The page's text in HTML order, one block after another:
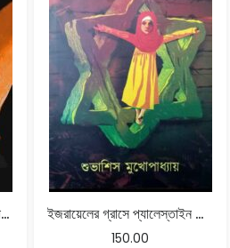
দানবের পেটে দু দশক – পার্থ বন্দ্যোপাধ্যায় ইজরায়েলের গ্রাসে প্যালেস্তাইন – শুভাশিস মুখোপাধ্যায়
150.00